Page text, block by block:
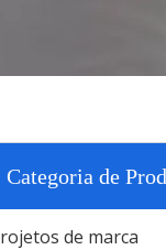
Categoria de
de marca